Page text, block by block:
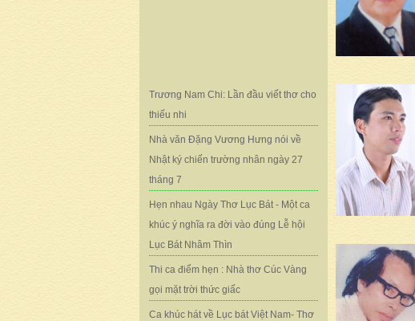
Trương Nam Chi: Lần đầu viết thơ cho
thiếu nhi
Nhà văn Đặng Vương Hưng nói về
Nhật ký chiến trường nhân ngày 27
tháng 7
Hẹn nhau Ngày Thơ Lục Bát - Một ca
khúc ý nghĩa ra đời vào đúng Lễ hội
Lục Bát Nhâm Thìn
Thi ca điểm hẹn : Nhà thơ Cúc Vàng
gọi mặt trời thức giấc
Ca khúc hát về Lục bát Việt Nam- Thơ